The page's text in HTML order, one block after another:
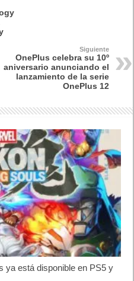
Siguiente
OnePlus celebra su 10º
aniversario anunciando el
lanzamiento de la serie
OnePlus 12
ya está disponible en PS5 y